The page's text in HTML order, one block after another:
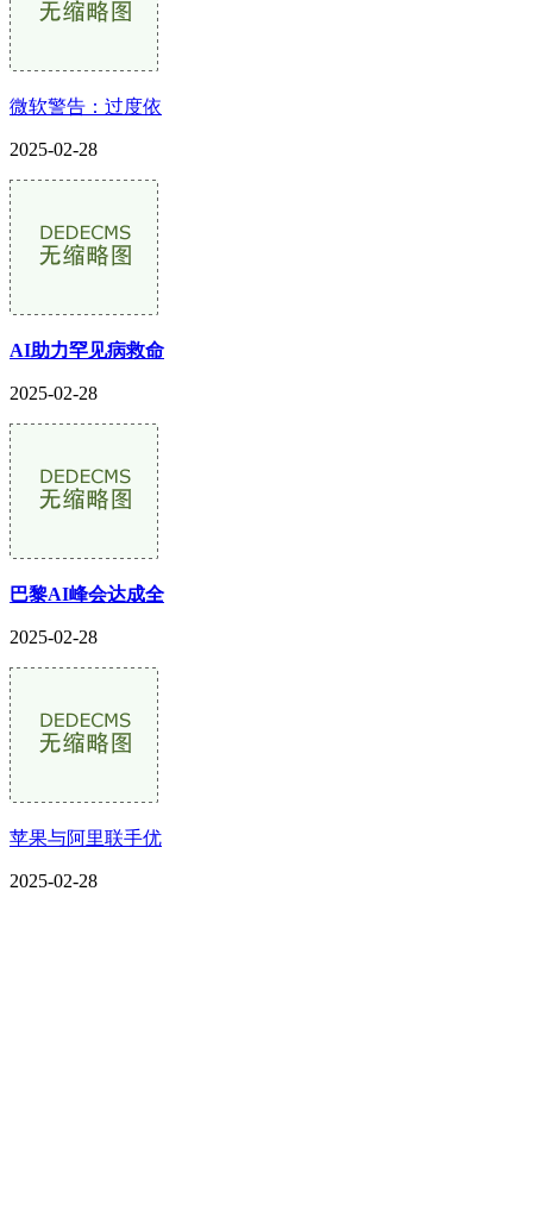
微软警告：过度依
2025-02-28
AI助力罕见病救命
2025-02-28
巴黎AI峰会达成全
2025-02-28
苹果与阿里联手优
2025-02-28